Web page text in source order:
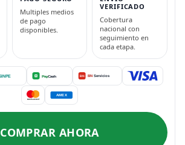
Multiples medios
de pago
disponibles.
VERIFICADO
Cobertura
nacional con
seguimiento en
cada etapa.
COMPRAR AHORA